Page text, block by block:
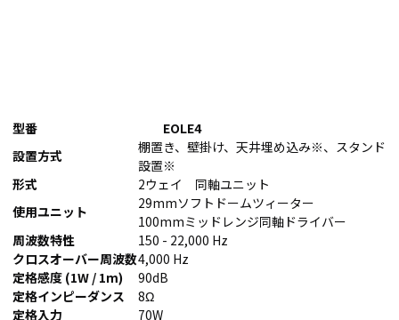
型番
EOLE4
設置方式
棚置き、壁掛け、天井埋め込み※、スタンド
設置※
形式
2ウェイ 同軸ユニット
使用ユニット
29mmソフトドームツィーター
100mmミッドレンジ同軸ドライバー
周波数特性
150 - 22,000 Hz
クロスオーバー周波数4,000 Hz
定格感度 (1W / 1m)
90dB
定格インピーダンス
8Ω
定格入力
70W